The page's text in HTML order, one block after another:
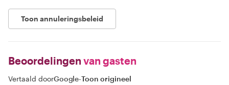
Toon annuleringsbeleid
Beoordelingen van gasten
Vertaald doorGoogle-Toon origineel